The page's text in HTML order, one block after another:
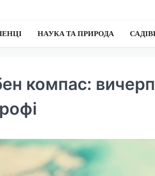
НАУКА ТА ПРИРОДА
компас: